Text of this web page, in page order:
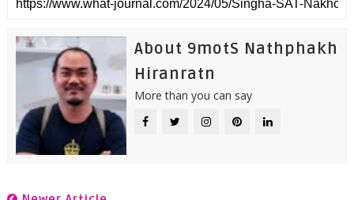
About 9motS Nathphakh
Hiranratn
More than you can say